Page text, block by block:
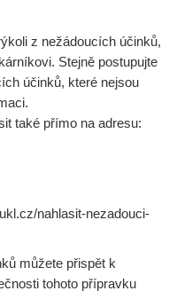
z nežádoucích účinků,
Stejně postupujte
účinků, které nejsou
také přímo na adresu:
nahlasit-nezadouci-
můžete přispět k
tohoto přípravku